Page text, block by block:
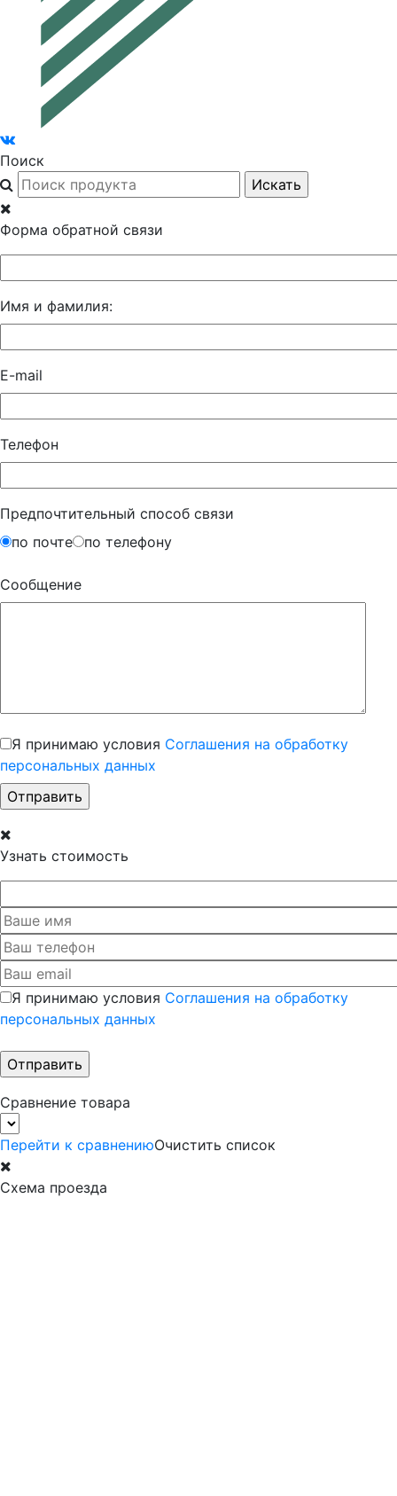
Поиск
Форма обратной связи
Имя и фамилия:
E-mail
Телефон
Предпочтительный способ связи
по почте
по телефону
Сообщение
Я принимаю условия Соглашения на обработку
персональных данных
Узнать стоимость
Я принимаю условия Соглашения на обработку
персональных данных
Сравнение товара
Перейти к сравнениюОчистить список
Схема проезда